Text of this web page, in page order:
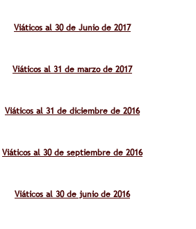
Viáticos al 30 de Junio de 2017
Viáticos al 31 de marzo de 2017
Viáticos al 31 de diciembre de 2016
Viáticos al 30 de septiembre de 2016
Viáticos al 30 de junio de 2016